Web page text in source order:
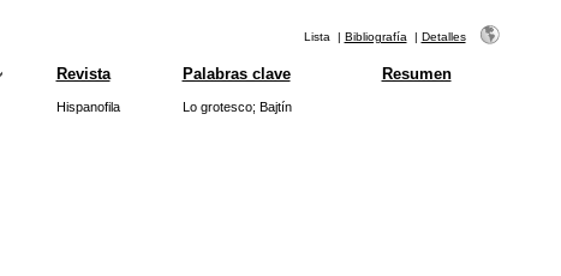
Lista | Bibliografía | Detalles
Revista Palabras clave Resumen
Hispanofila Lo grotesco; Bajtín